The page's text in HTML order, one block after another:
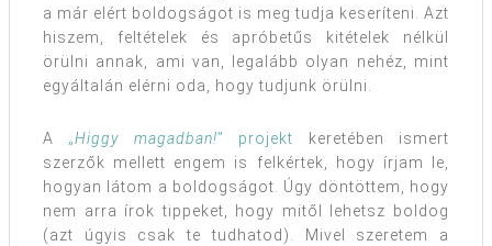
a már elért boldogságot is meg tudja keseríteni. Azt
hiszem, feltételek és apróbetűs kitételek nélkül
örülni annak, ami van, legalább olyan nehéz, mint
egyáltalán elérni oda, hogy tudjunk örülni.
A „Higgy magadban!” projekt keretében ismert
szerzők mellett engem is felkértek, hogy írjam le,
hogyan látom a boldogságot. Úgy döntöttem, hogy
nem arra írok tippeket, hogy mitől lehetsz boldog
(azt úgyis csak te tudhatod). Mivel szeretem a